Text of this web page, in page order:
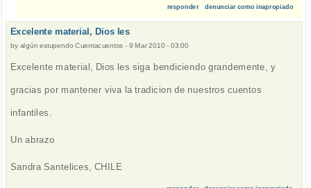
responder denunciar como inapropiado
Excelente material, Dios les
by algún estupendo Cuentacuentos - 9 Mar 2010 - 03:00
Excelente material, Dios les siga bendiciendo grandemente, y
gracias por mantener viva la tradicion de nuestros cuentos
infantiles.
Un abrazo
Sandra Santelices, CHILE